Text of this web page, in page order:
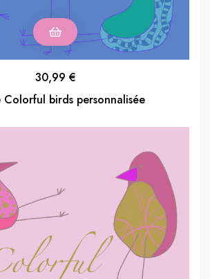
Colorful birds personnalisée
30,99 €